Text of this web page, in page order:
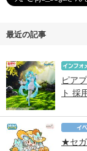
最近の記事
ピア
ト 採
★セガ